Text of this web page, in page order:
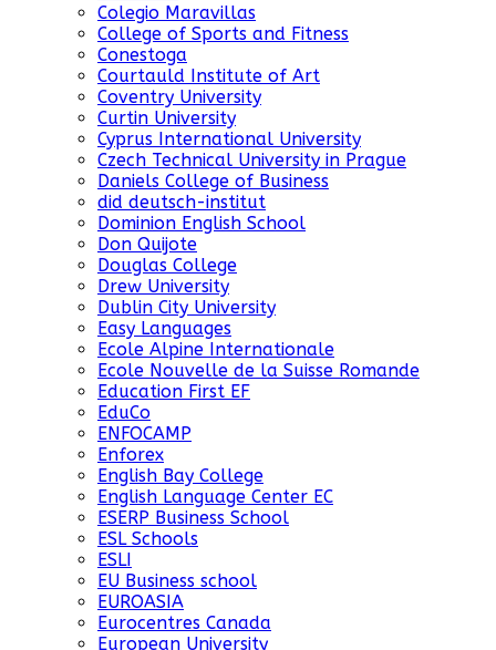
Colegio Maravillas
College of Sports and Fitness
Conestoga
Courtauld Institute of Art
Coventry University
Curtin University
Cyprus International University
Czech Technical University in Prague
Daniels College of Business
did deutsch-institut
Dominion English School
Don Quijote
Douglas College
Drew University
Dublin City University
Easy Languages
Ecole Alpine Internationale
Ecole Nouvelle de la Suisse Romande
Education First EF
EduCo
ENFOCAMP
Enforex
English Bay College
English Language Center EC
ESERP Business School
ESL Schools
ESLI
EU Business school
EUROASIA
Eurocentres Canada
European University